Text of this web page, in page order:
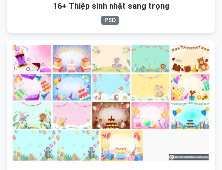
16+ Thiệp sinh nhật sang trọng
PSD